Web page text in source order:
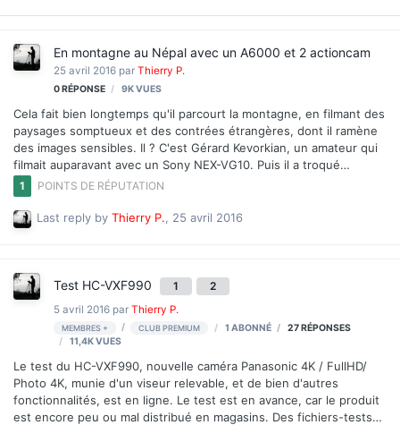
En montagne au Népal avec un A6000 et 2 actioncam
25 avril 2016 par Thierry P.
0RÉPONSE 9KVUES
Cela fait bien longtemps qu'il parcourt la montagne, en filmant des
paysages somptueux et des contrées étrangères, dont il ramène
des images sensibles. Il ? C'est Gérard Kevorkian, un amateur qui
filmait auparavant avec un Sony NEX-VG10. Puis il a troqué
récemment son encombrante bête (pour un amateur de trek)
contre un compact A6000 et 2 actioncams de dépannage. Il en a
ramené un film documentaire de 9 minutes émouvant qui se
déroule au Népal (Returning to Nepal) , film que nous diffusons
Last reply by Thierry P., 25 avril 2016
1 POINTS DE RÉPUTATION
Test HC-VXF990 1 2
5 avril 2016 par Thierry P.
MEMBRES + CLUB PREMIUM 1 ABONNÉ 27RÉPONSES
11,4KVUES
Le test du HC-VXF990, nouvelle caméra Panasonic 4K / FullHD/
Photo 4K, munie d'un viseur relevable, et de bien d'autres
fonctionnalités, est en ligne. Le test est en avance, car le produit
est encore peu ou mal distribué en magasins. Des fichiers-tests